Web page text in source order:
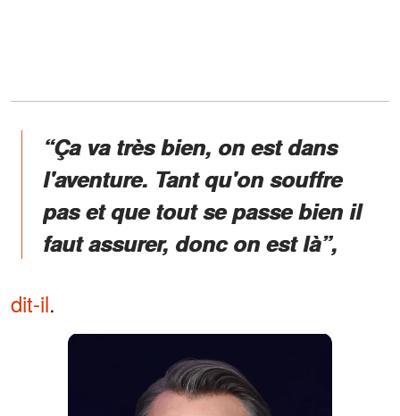
“Ça va très bien, on est dans
l'aventure. Tant qu'on souffre
pas et que tout se passe bien il
faut assurer, donc on est là”,
dit-il.